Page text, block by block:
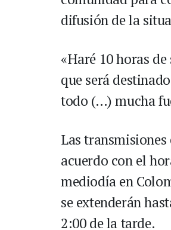
difusión de la
«Haré 10 horas
que será
todo (…) mucha
Las
acuerdo con el
mediodía en
se extenderán
2:00 de la tarde.